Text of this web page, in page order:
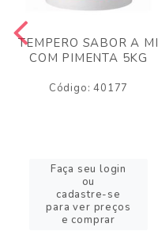
TEMPERO SABOR A MI
COM PIMENTA 5KG
Código: 40177
Faça seu login
ou
cadastre-se
para ver preços
e comprar